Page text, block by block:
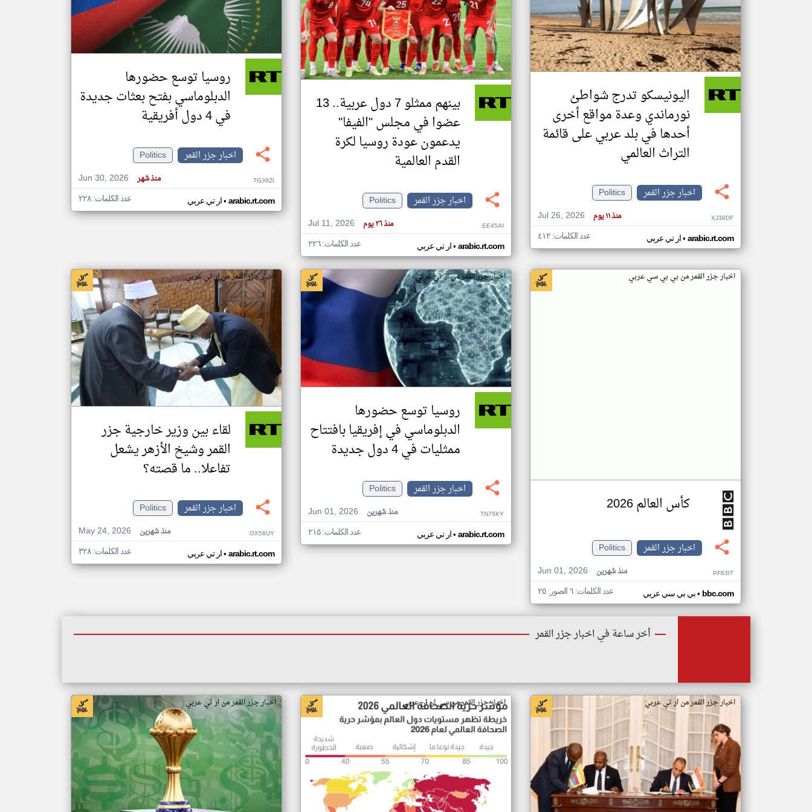
تغيير الدولة
اخبار جزر القمر على مدار الساعة
أهم اخبار جزر القمر العاجلة والمباشرة
اليونيسكو تدرج شواطئ
نورماندي وعدة مواقع أخرى
أحدها في بلد عربي على قائمة
التراث العالمي
اخبار جزر القمر
Politics
Jul 26, 2026
منذ ١١ يوم XJ39DF
ار تي عربي• arabic.rt.com عدد الكلمات: ٤١٢
بينهم ممثلو 7 دول عربية.. 13
عضوا في مجلس "الفيفا"
يدعمون عودة روسيا لكرة
القدم العالمية
اخبار جزر القمر
Politics
Jul 11, 2026
منذ ٢٦ يوم EE45AI
ار تي عربي• arabic.rt.com عدد الكلمات: ٢٢٦
روسيا توسع حضورها
الدبلوماسي بفتح بعثات جديدة
في 4 دول أفريقية
اخبار جزر القمر
Politics
Jun 30, 2026
منذ شهر TG39ZI
ار تي عربي• arabic.rt.com عدد الكلمات: ٢٢٨
اخبار جزر القمر من بي بي سي عربي
كأس العالم 2026
اخبار جزر القمر
Politics
Jun 01, 2026
منذ شهرين PF63IT
بي بي سي عربي• bbc.com عدد الكلمات: ٦ الصور: ٢٥
اخبار جزر القمر من ار تي عربي
روسيا توسع حضورها
الدبلوماسي في إفريقيا بافتتاح
ممثليات في 4 دول جديدة
اخبار جزر القمر
Politics
Jun 01, 2026
منذ شهرين TN75KY
ار تي عربي• arabic.rt.com عدد الكلمات: ٢١٥
اخبار جزر القمر من ار تي عربي
لقاء بين وزير خارجية جزر
القمر وشيخ الأزهر يشعل
تفاعلا.. ما قصته؟
اخبار جزر القمر
Politics
May 24, 2026
منذ شهرين OX58UY
ار تي عربي• arabic.rt.com عدد الكلمات: ٣٢٨
أخر ساعة في اخبار جزر القمر
اخبار جزر القمر من ار تي عربي اخبار جزر القمر من سي ان ان عربي اخبار جزر القمر من ار تي عربي
klyoum.com